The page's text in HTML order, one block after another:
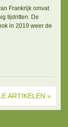
Frankrijk omvat
tijdritten. De
in 2019 weer de
ARTIKELEN